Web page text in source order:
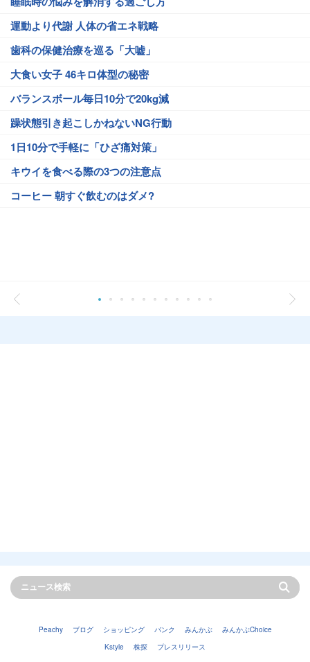
運動より代謝 人体の省エネ戦略
歯科の保健治療を巡る「大嘘」
大食い女子 46キロ体型の秘密
バランスボール毎日10分で20kg減
躁状態引き起こしかねないNG行動
1日10分で手軽に「ひざ痛対策」
キウイを食べる際の3つの注意点
コーヒー 朝すぐ飲むのはダメ?
Peachy ブログ ショッピング バンク みんかぶ
みんかぶChoice
Kstyle
株探 プレスリリース